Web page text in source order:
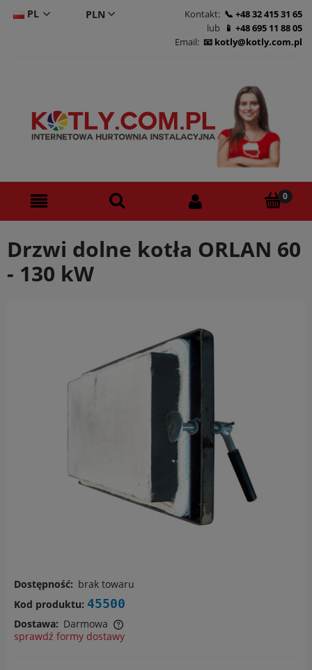
PL Kontakt:
+48 32 415 31 65
lub
+48 695 11 88 05
Email:
kotly@kotly.com.pl
Drzwi dolne kotła ORLAN 60
- 130 kW
Dostępność: brak towaru
Kod produktu: 45500
Dostawa: Darmowa
Cena nie zawiera ewentualnych kosztów płatności
sprawdź formy dostawy